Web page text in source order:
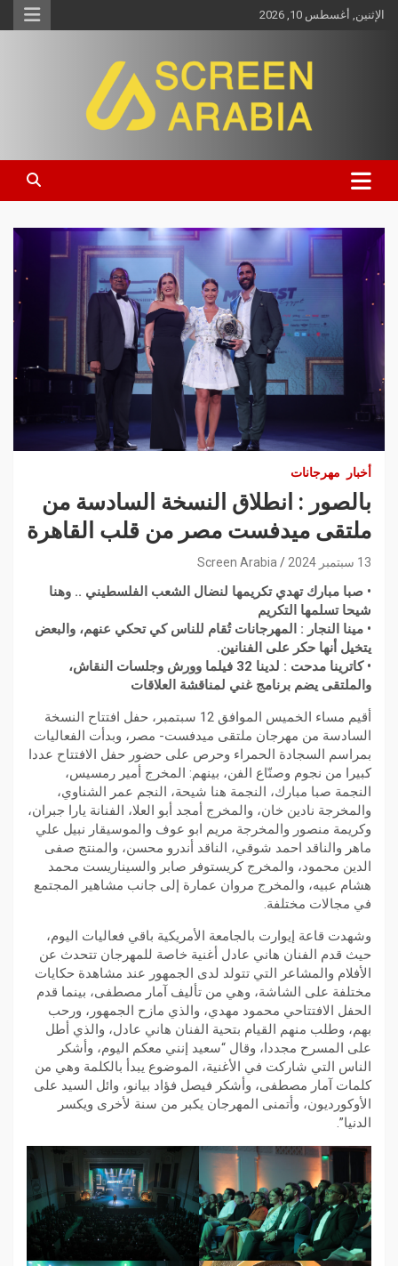
الإثنين, أغسطس 10, 2026
Screen Arabia
أخبار مهرجانات
بالصور : انطلاق النسخة السادسة من
ملتقى ميدفست مصر من قلب القاهرة
13 سبتمبر 2024 Screen Arabia
• صبا مبارك تهدي تكريمها لنضال الشعب الفلسطيني .. وهنا
شيحا تسلمها التكريم
• مينا النجار : المهرجانات تُقام للناس كي تحكي عنهم، والبعض
يتخيل أنها حكر على الفنانين.
• كاترينا مدحت : لدينا 32 فيلما وورش وجلسات النقاش،
والملتقى يضم برنامج غني لمناقشة العلاقات
أقيم مساء الخميس الموافق 12 سبتمبر، حفل افتتاح النسخة
السادسة من مهرجان ملتقى ميدفست- مصر، وبدأت الفعاليات
بمراسم السجادة الحمراء وحرص على حضور حفل الافتتاح عددا
كبيرا من نجوم وصنّاع الفن، بينهم: المخرج أمير رمسيس،
النجمة صبا مبارك، النجمة هنا شيحة، النجم عمر الشناوي،
والمخرجة نادين خان، والمخرج أمجد أبو العلا، الفنانة يارا جبران،
وكريمة منصور والمخرجة مريم ابو عوف والموسيقار نبيل علي
ماهر والناقد احمد شوقي، الناقد أندرو محسن، والمنتج صفى
الدين محمود، والمخرج كريستوفر صابر والسيناريست محمد
هشام عبيه، والمخرج مروان عمارة إلى جانب مشاهير المجتمع
في مجالات مختلفة.
وشهدت قاعة إيوارت بالجامعة الأمريكية باقي فعاليات اليوم،
حيث قدم الفنان هاني عادل أغنية خاصة للمهرجان تتحدث عن
الأفلام والمشاعر التي تتولد لدى الجمهور عند مشاهدة حكايات
مختلفة على الشاشة، وهي من تأليف آمار مصطفى، بينما قدم
الحفل الافتتاحي محمود مهدي، والذي مازح الجمهور، ورحب
بهم، وطلب منهم القيام بتحية الفنان هاني عادل، والذي أطل
على المسرح مجددا، وقال “سعيد إنني معكم اليوم، وأشكر
الناس التي شاركت في الأغنية، الموضوع يبدأ بالكلمة وهي من
كلمات آمار مصطفى، وأشكر فيصل فؤاد بيانو، وائل السيد على
الأوكورديون، وأتمنى المهرجان يكبر من سنة لأخرى ويكسر
الدنيا”.